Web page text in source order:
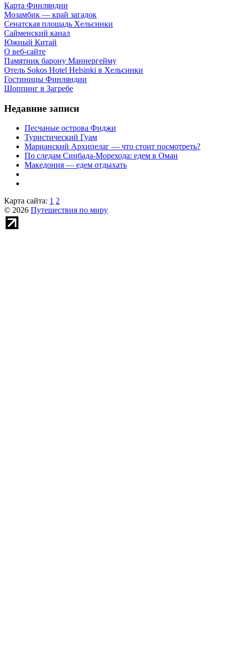
Карта Финляндии
Мозамбик — край загадок
Сенатская площадь Хельсинки
Сайменский канал
Южный Китай
О веб-сайте
Памятник барону Маннергейму
Отель Sokos Hotel Helsinki в Хельсинки
Гостиницы Финляндии
Шоппинг в Загребе
Недавние записи
Песчаные острова Фиджи
Туристический Гуам
Марианский Архипелаг — что стоит посмотреть?
По следам Синбада-Морехода: едем в Оман
Македония — едем отдыхать
Карта сайта: 1 2
© 2026 Путешествия по миру